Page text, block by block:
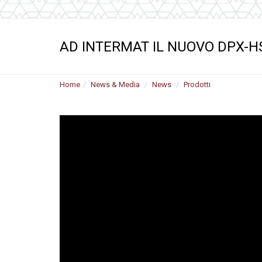
Motori ad
ghisa
AD INTERMAT IL NUOVO DPX-
Home News & Media News Prodotti